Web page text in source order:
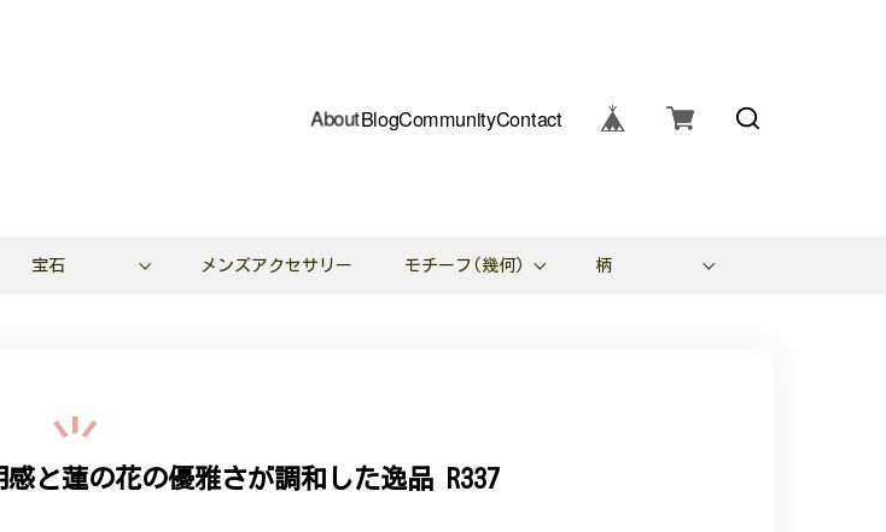
AboutBlogCommunityContact
宝石 メンズアクセサリー モチーフ(幾何) 柄
と蓮の花の優雅さが調和した逸品 R337